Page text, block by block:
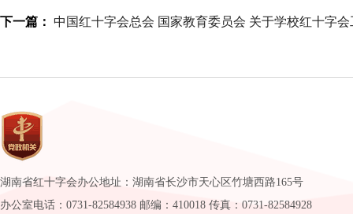
下一篇： 中国红十字会总会 国家教育委员会 关于学校红十字
湖南省红十字会办公地址：湖南省长沙市天心区竹塘西路165号
办公室电话：0731-82584938 邮编：410018 传真：0731-82584928